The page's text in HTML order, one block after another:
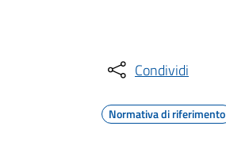
Condividi
Normativa di riferimento